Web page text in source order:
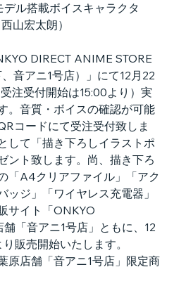
ル搭載ボイスキャラクタ
山宏太朗）
DIRECT ANIME STORE
音アニ1号店）」にて12月22
注受付開始は15:00より）実
。音質・ボイスの確認が可能
コードにて受注受付致しま
して「描き下ろしイラストポ
ント致します。尚、描き下ろ
「A4クリアファイル」「アク
ッジ」「ワイヤレス充電器」
サイト「ONKYO
「音アニ1号店」ともに、12
販売開始いたします。
原店舗「音アニ1号店」限定商